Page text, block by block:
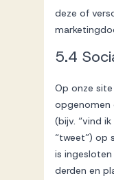
deze of
5.4
Op onze
opgenomen
(bijv. “vind
“tweet”) op
is
derden en